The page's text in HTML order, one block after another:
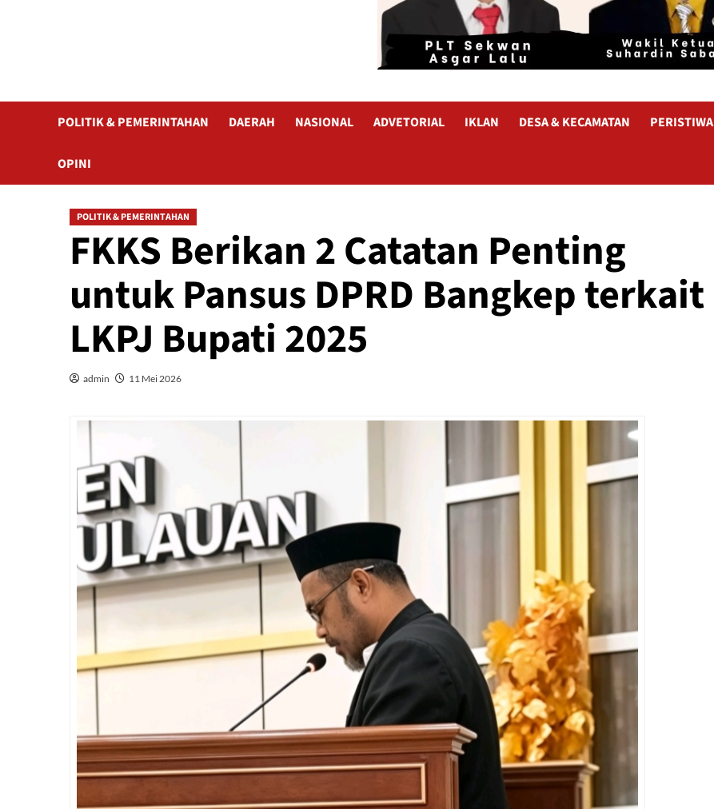
POLITIK & PEMERINTAHAN DAERAH NASIONAL ADVETORIAL IKLAN DESA & KECAMATAN PERISTIWA
OPINI
POLITIK & PEMERINTAHAN
FKKS Berikan 2 Catatan Penting
untuk Pansus DPRD Bangkep terkait
LKPJ Bupati 2025
admin 11 Mei 2026